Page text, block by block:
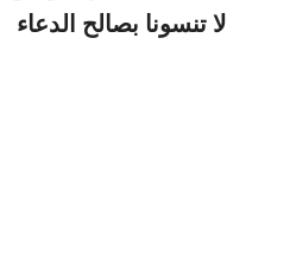
لا تنسونا بصالح الدعاء